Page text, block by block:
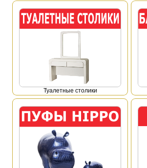
Туалетные столики